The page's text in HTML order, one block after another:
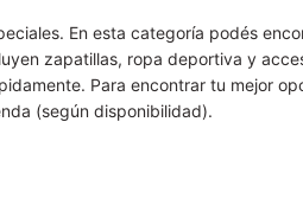
En esta categoría podés
zapatillas, ropa deportiva y
Para encontrar tu mejor
(según disponibilidad).